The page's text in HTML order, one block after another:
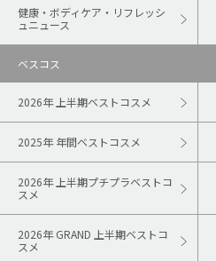
健康・ボディケア・リフレッシ
ュニュース
ベスコス
2026年 上半期ベストコスメ
2025年 年間ベストコスメ
2026年 上半期プチプラベストコ
スメ
2026年 GRAND 上半期ベストコ
スメ